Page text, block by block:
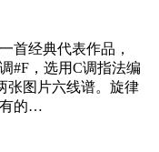
首经典代表作品，
#F，选用C调指法编
张图片六线谱。旋律
有的…